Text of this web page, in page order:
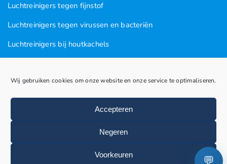
Wij gebruiken cookies om onze website en onze service te optimaliseren.
Accepteren
Negeren
Voorkeuren
Luchtreinigers tegen fijnstof
Luchtreinigers tegen virussen en bacteriën
Luchtreinigers bij houtkachels
Luchtreinigers in nagel en kapsalons
Luchtreinigers bij vogels
Huisstofmijten
💬